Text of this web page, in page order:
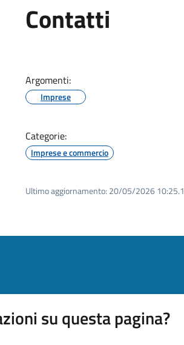
Contatti
Argomenti:
Imprese
Categorie:
Imprese e commercio
Ultimo aggiornamento: 20/05/2026
su questa pagina?